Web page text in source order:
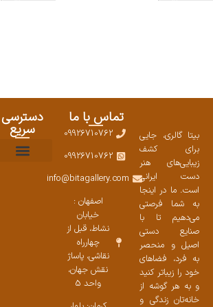
بیتا گالری، جایی
برای کشف
زیبایی‌های هنر
دست ایرانی
است. ما در اینجا
به شما فرصتی
می‌دهیم تا با
صنایع دستی
اصیل و منحصر
به فرد، فضاهای
خود را زیباتر کنید
و به هر گوشه از
خانه‌تان زندگی و
تماس با ما
09926710762
09926710762
info@bitagallery.com
اصفهان :
خیابان
نشاط، قبل از
چهارراه
نقاشی، پاساژ
نقش جهان،
واحد 5
دسترسی
سریع